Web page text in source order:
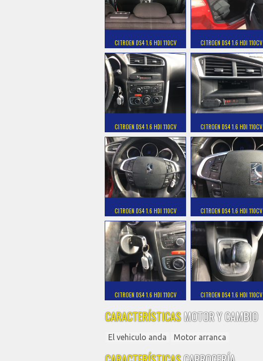
CITROEN DS4 1.6 HDI 110CV CITROEN DS4 1.6 HDI 110CV
CITROEN DS4 1.6 HDI 110CV CITROEN DS4 1.6 HDI 110CV
CITROEN DS4 1.6 HDI 110CV CITROEN DS4 1.6 HDI 110CV
CITROEN DS4 1.6 HDI 110CV CITROEN DS4 1.6 HDI 110CV
CARACTERÍSTICASMOTOR Y CAMBIO
El vehiculo anda Motor arranca